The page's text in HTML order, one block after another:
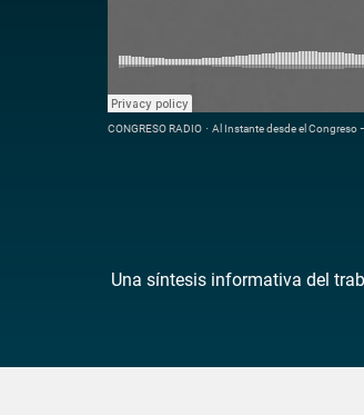
CONGRESO RADIO · Al Instante desde el Congreso
Una síntesis informativa del